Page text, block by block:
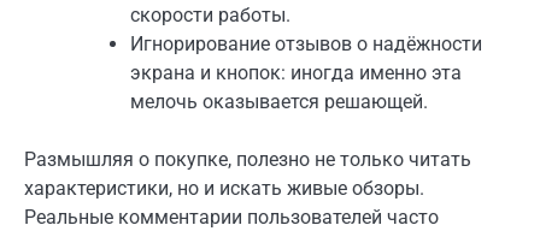
скорости работы.
Игнорирование отзывов о надёжности
экрана и кнопок: иногда именно эта
мелочь оказывается решающей.
Размышляя о покупке, полезно не только читать
характеристики, но и искать живые обзоры.
Реальные комментарии пользователей часто